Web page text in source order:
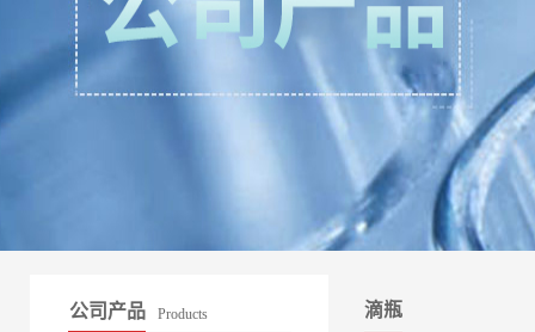
公司产品 Products 滴瓶